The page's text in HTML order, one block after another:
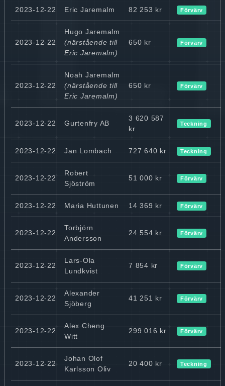
2023-12-22 Eric Jaremalm 82 253 kr Förvärv
2023-12-22
Hugo Jaremalm
(närstående till
Eric Jaremalm)
650 kr Förvärv
2023-12-22
Noah Jaremalm
(närstående till
Eric Jaremalm)
650 kr Förvärv
2023-12-22 Gurtenfry AB
3 620 587
kr
Teckning
2023-12-22 Jan Lombach 727 640 kr Teckning
2023-12-22
Robert
Sjöström
51 000 kr Förvärv
2023-12-22 Maria Huttunen 14 369 kr Förvärv
2023-12-22
Torbjörn
Andersson
24 554 kr Förvärv
2023-12-22
Lars-Ola
Lundkvist
7 854 kr Förvärv
2023-12-22
Alexander
Sjöberg
41 251 kr Förvärv
2023-12-22
Alex Cheng
Witt
299 016 kr Förvärv
2023-12-22
Johan Olof
Karlsson Oliv
20 400 kr Teckning